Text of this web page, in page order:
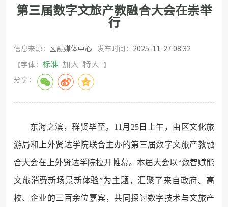
第三届数字文旅产教融合大会在崇举
行
信息来源： 区融媒体中心 发布时间： 2025-11-27 08:32
【字体： 标准 加大 特大 】
分享：
东海之滨，群贤毕至。11月25日上午，由区文化旅
游局和上外贤达学院联合主办的第三届数字文旅产教融
合大会在上外贤达学院拉开帷幕。本届大会以“数智赋能
文旅消费新场景新体验”为主题，汇聚了来自政府、高
校、企业的三百余位嘉宾，共同探讨数字技术与文旅产